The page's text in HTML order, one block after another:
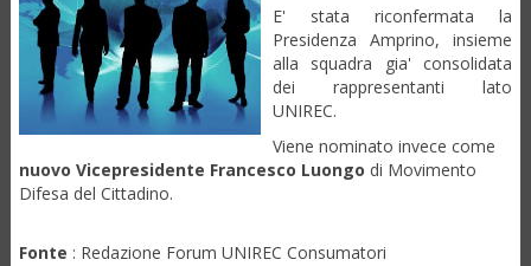
E' stata riconfermata la
Presidenza Amprino, insieme
alla squadra gia' consolidata
dei rappresentanti lato
UNIREC.
Viene nominato invece come
nuovo Vicepresidente Francesco Luongo di Movimento
Difesa del Cittadino.
Fonte : Redazione Forum UNIREC Consumatori